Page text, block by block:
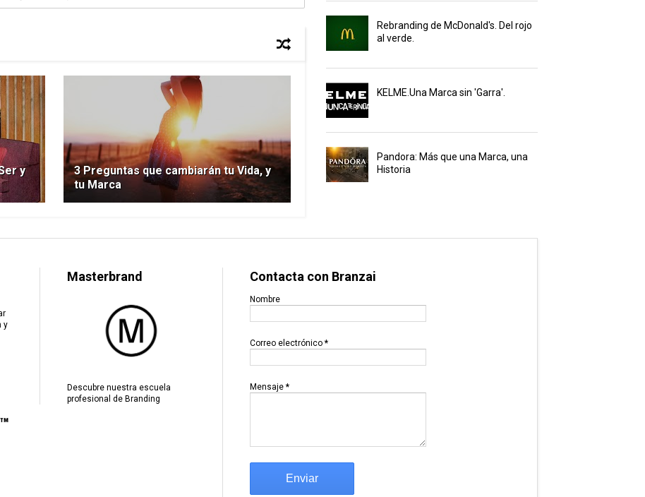
y
3 Preguntas que cambiarán tu Vida, y
tu Marca
Rebranding de McDonald's. Del rojo
al verde.
KELME.Una Marca sin 'Garra'.
Pandora: Más que una Marca, una
Historia
y
Masterbrand
Descubre nuestra escuela
profesional de Branding
Contacta con Branzai
Nombre
Correo electrónico *
Mensaje *